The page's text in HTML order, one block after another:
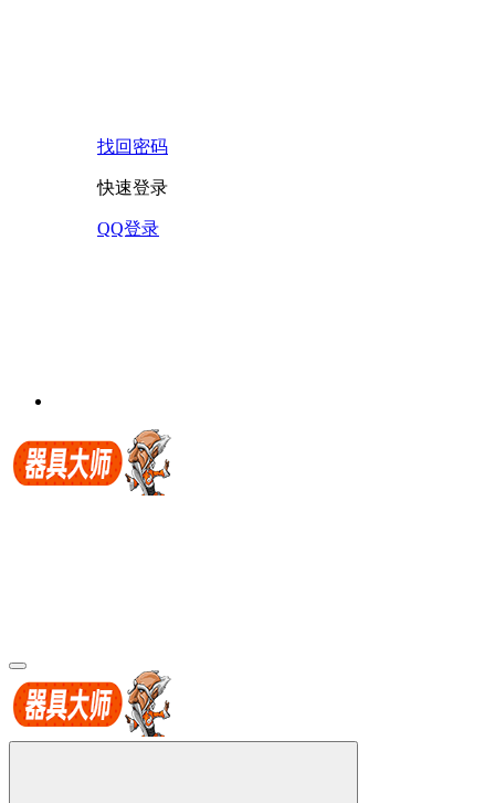
找回密码
快速登录
QQ登录